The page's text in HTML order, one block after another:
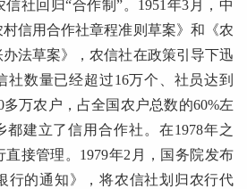
社回归“合作制”。1951年3月，中
信用合作社章程准则草案》和《农
法草案》，农信社在政策引导下迅
社数量已经超过16万个、社员达到
多万农户，占全国农户总数的60%左
都建立了信用合作社。在1978年之
接管理。1979年2月，国务院发布
行的通知》，将农信社划归农行代